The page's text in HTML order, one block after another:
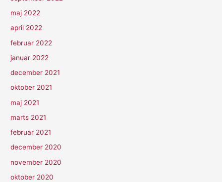
maj 2022
april 2022
februar 2022
januar 2022
december 2021
oktober 2021
maj 2021
marts 2021
februar 2021
december 2020
november 2020
oktober 2020